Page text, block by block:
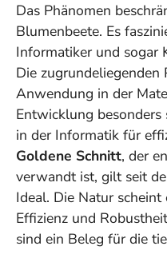
Das Phänomen
Blumenbeete. Es
Informatiker und sogar
Die zugrundeliegenden
Anwendung in der
Entwicklung
in der Informatik für
Goldene Schnitt, der
verwandt ist, gilt seit
Ideal. Die Natur
Effizienz und
sind ein Beleg für die